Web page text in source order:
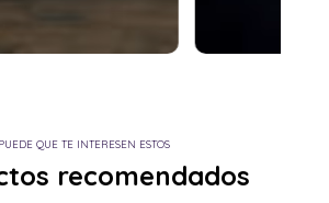
PUEDE QUE TE INTERESEN ESTOS
recomendados